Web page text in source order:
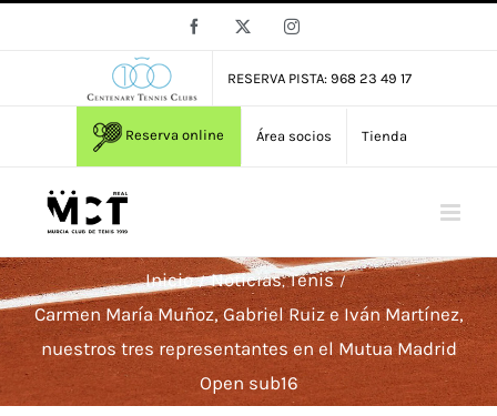
Facebook Instagram
RESERVA PISTA: 968 23 49 17
Reserva online Área socios Tienda
Inicio Noticias Tenis
Carmen María Muñoz, Gabriel Ruiz e Iván Martínez,
nuestros tres representantes en el Mutua Madrid
Open sub16